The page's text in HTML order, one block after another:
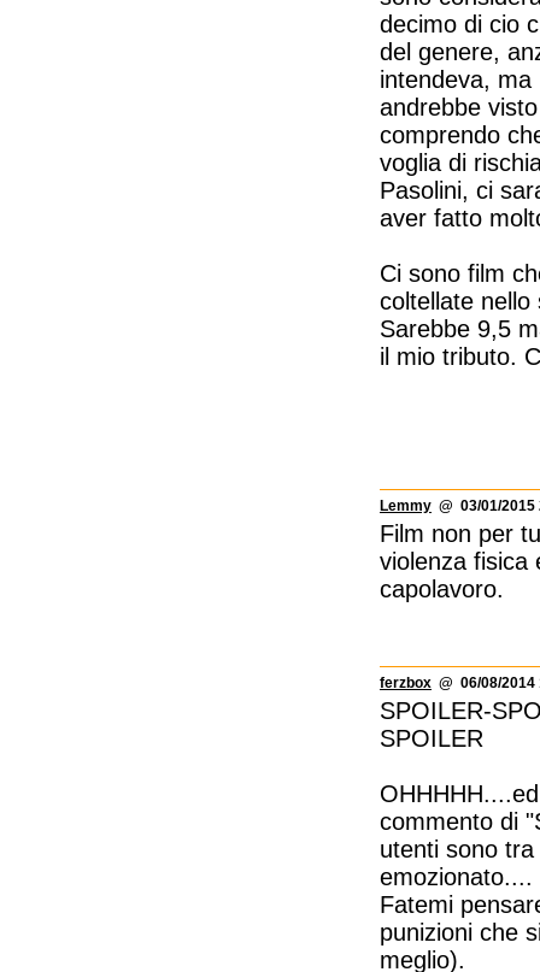
decimo di cio
del genere,
intendeva,
andrebbe
comprendo
voglia di
Pasolini, ci
aver fatto
Ci sono film
coltellate nello
Sarebbe 9,5
il mio tributo.
Lemmy @ 03/01/2015
Film non per
violenza fisica
capolavoro.
ferzbox @ 06/08/2014
SPOILER-
SPOILER
commento di
utenti sono
emozionato....
Fatemi
punizioni che
meglio).